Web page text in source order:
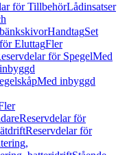
för TillbehörLådinsatser
HandtagSet
EluttagFler
för SpegelMed
Med inbyggd
Reservdelar för
Reservdelar för